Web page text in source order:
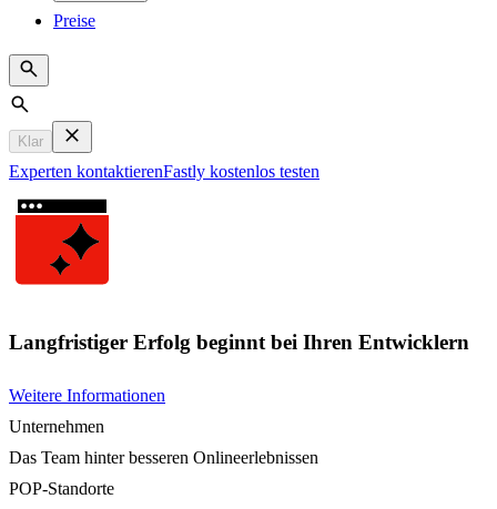
Preise
Search
Klar
Experten kontaktierenFastly kostenlos testen
Langfristiger Erfolg beginnt bei Ihren Entwicklern
Weitere Informationen
Unternehmen
Das Team hinter besseren Onlineerlebnissen
POP-Standorte